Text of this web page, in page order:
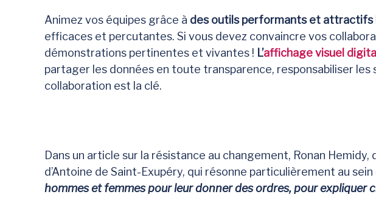
Animez vos équipes grâce à des outils performants et attractifs
efficaces et percutantes. Si vous devez convaincre vos
démonstrations pertinentes et vivantes ! L’affichage visuel digital
partager les données en toute transparence, responsabiliser les
collaboration est la clé.
Dans un article sur la résistance au changement, Ronan
d’Antoine de Saint-Exupéry, qui résonne particulièrement au
hommes et femmes pour leur donner des ordres, pour